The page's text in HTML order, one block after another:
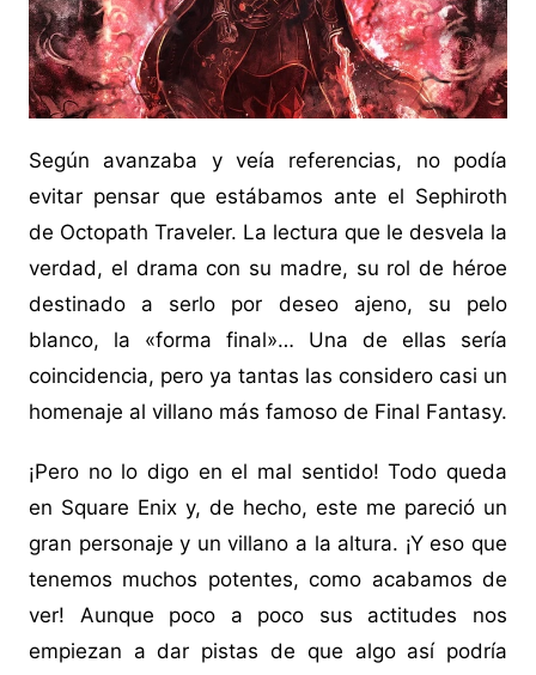
Según avanzaba y veía referencias, no podía
evitar pensar que estábamos ante el Sephiroth
de Octopath Traveler. La lectura que le desvela la
verdad, el drama con su madre, su rol de héroe
destinado a serlo por deseo ajeno, su pelo
blanco, la «forma final»… Una de ellas sería
coincidencia, pero ya tantas las considero casi un
homenaje al villano más famoso de Final Fantasy.
¡Pero no lo digo en el mal sentido! Todo queda
en Square Enix y, de hecho, este me pareció un
gran personaje y un villano a la altura. ¡Y eso que
tenemos muchos potentes, como acabamos de
ver! Aunque poco a poco sus actitudes nos
empiezan a dar pistas de que algo así podría